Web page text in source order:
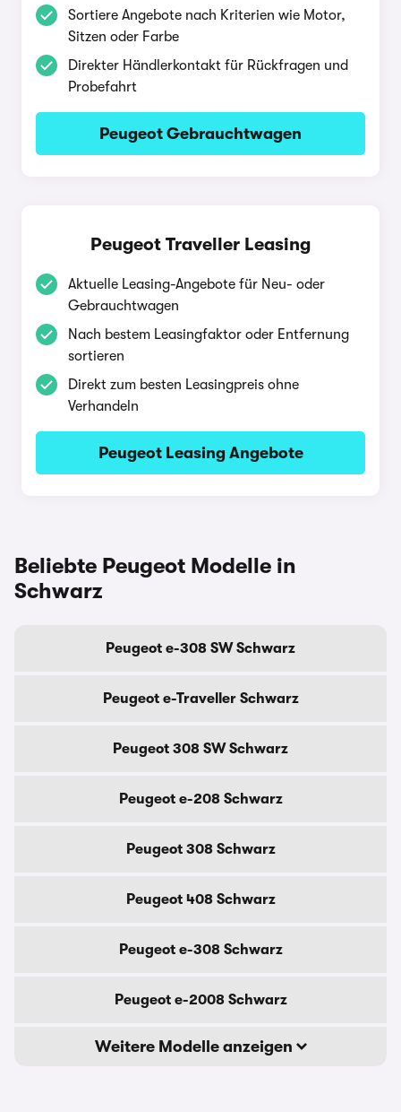
Sortiere Angebote nach Kriterien wie Motor,
Sitzen oder Farbe
Direkter Händlerkontakt für Rückfragen und
Probefahrt
Peugeot Gebrauchtwagen
Peugeot Traveller Leasing
Aktuelle Leasing-Angebote für Neu- oder
Gebrauchtwagen
Nach bestem Leasingfaktor oder Entfernung
sortieren
Direkt zum besten Leasingpreis ohne
Verhandeln
Peugeot Leasing Angebote
Beliebte Peugeot Modelle in
Schwarz
Peugeot e-308 SW Schwarz
Peugeot e-Traveller Schwarz
Peugeot 308 SW Schwarz
Peugeot e-208 Schwarz
Peugeot 308 Schwarz
Peugeot 408 Schwarz
Peugeot e-308 Schwarz
Peugeot e-2008 Schwarz
Weitere Modelle anzeigen